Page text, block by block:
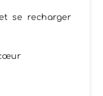
se recharger